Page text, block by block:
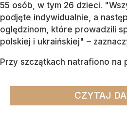
55 osób, w tym 26 dzieci.
podjęte indywidualnie, a
oględzinom, które prowadzili
polskiej i ukraińskiej" –
Przy szczątkach natrafiono na
CZYTAJ